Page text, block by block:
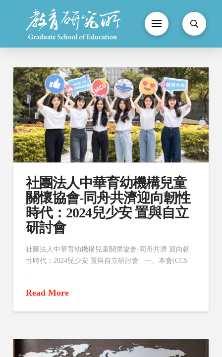
社團法人中華育幼機構兒童
關懷協會-同舟共濟迎向韌性
時代：2024兒少安 置與自立
研討會
社團法人中華育幼機構兒童關懷協會-同舟共濟 迎向韌
性時代：2024兒少安 置與自立研討會 一、本會(CCS
Read More